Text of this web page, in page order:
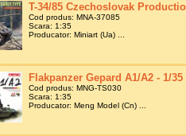
T-34/85 Czechoslovak
Cod produs: MNA-37085
Scara: 1:35
Producator: Miniart (Ua) ...
Flakpanzer Gepard A1/A2 - 1/35
Cod produs: MNG-TS030
Scara: 1:35
Producator: Meng Model (Cn) ...